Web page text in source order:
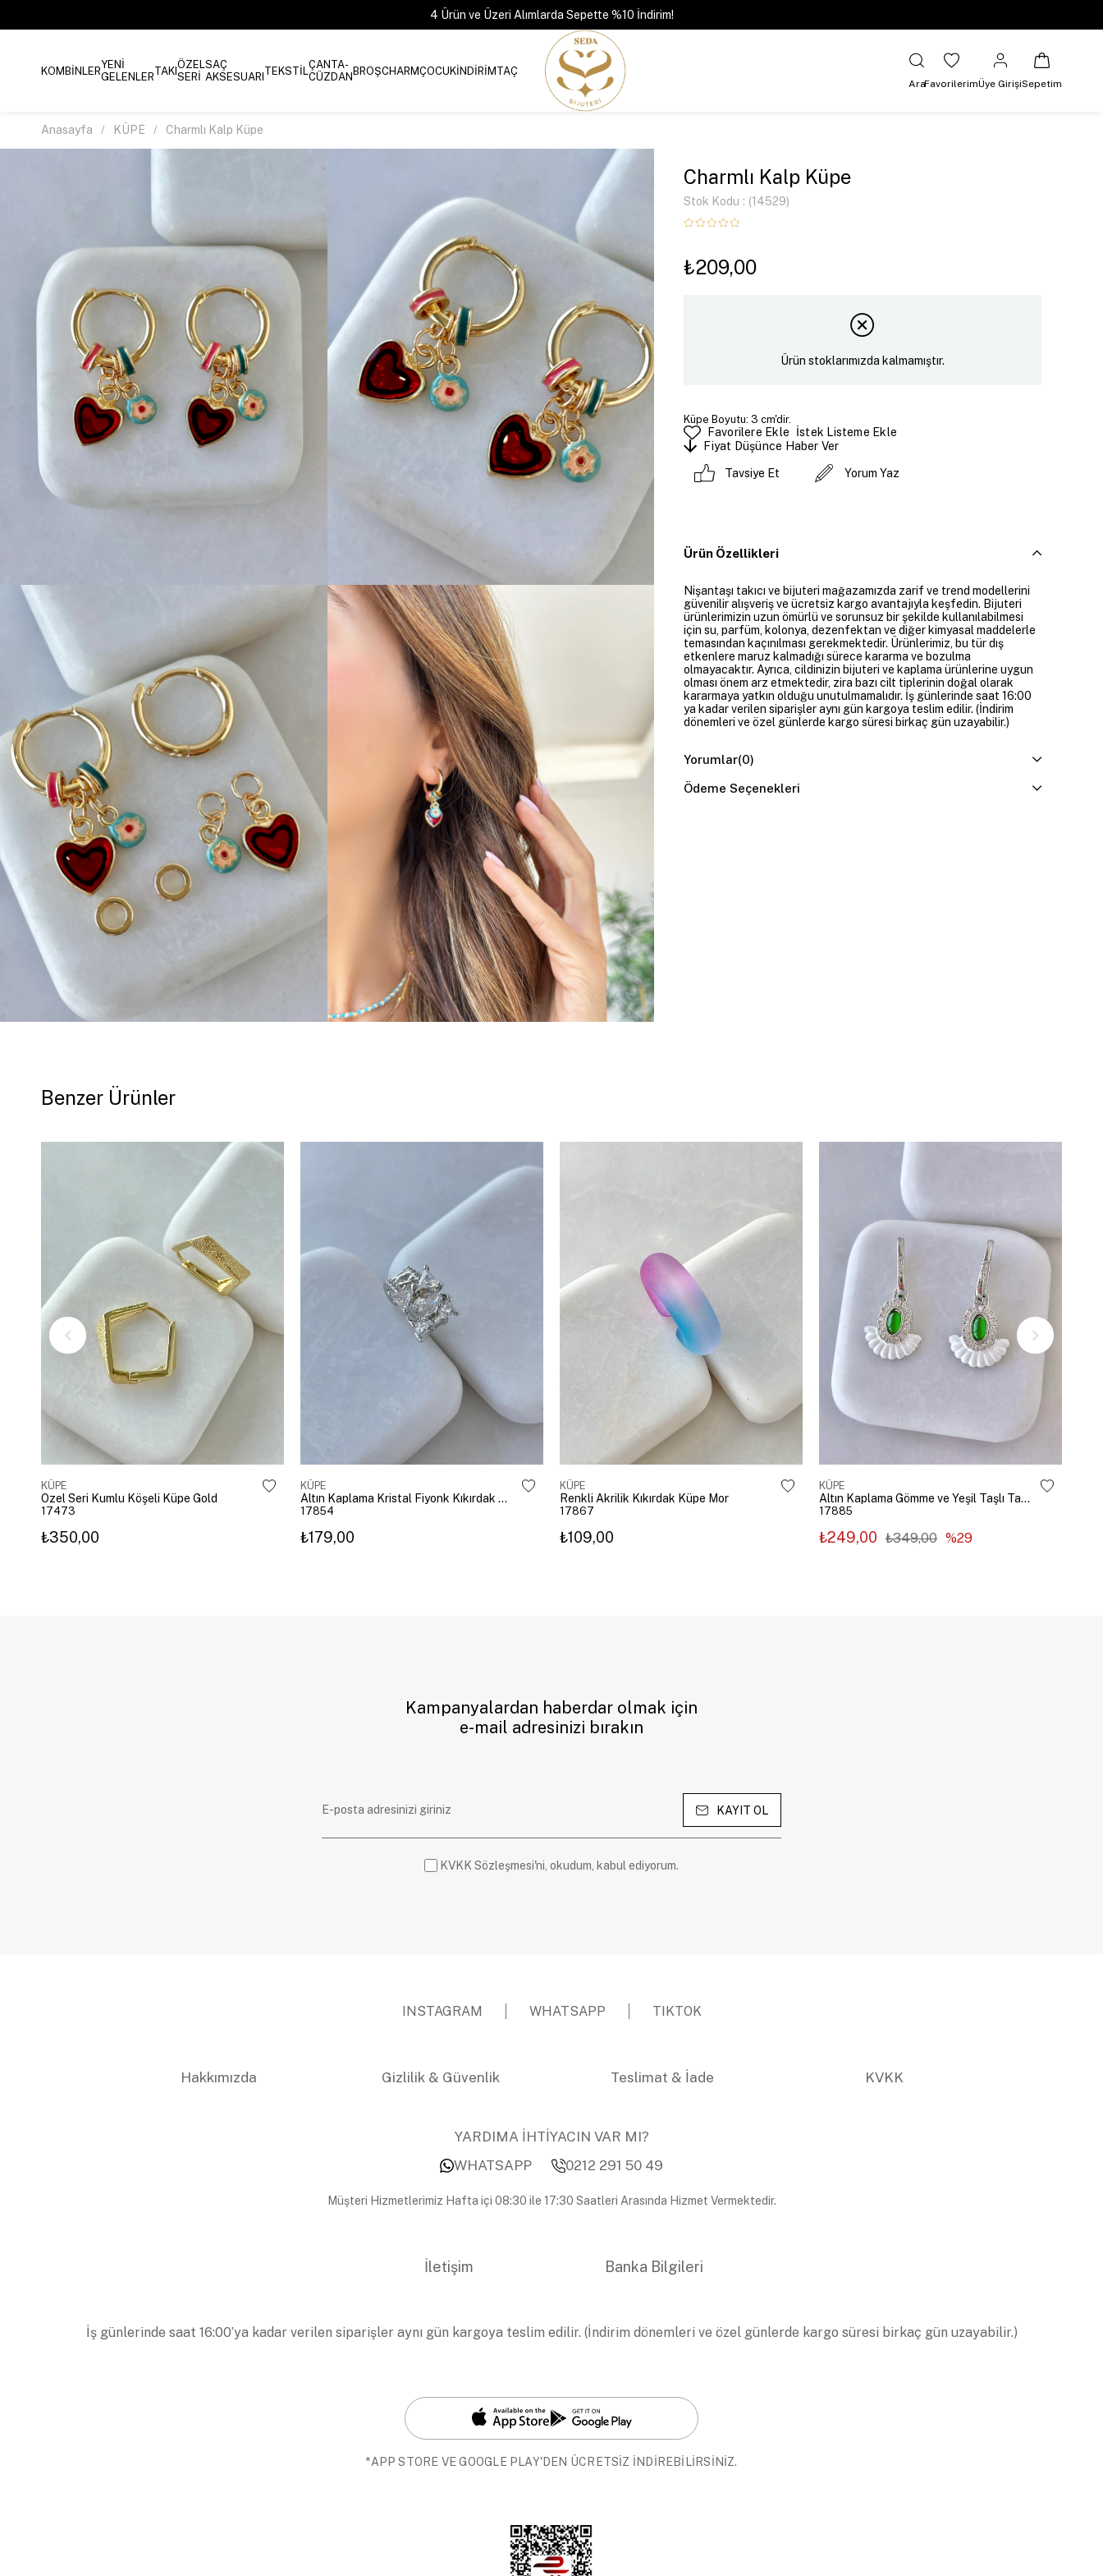
4 Ürün ve Üzeri Alımlarda Sepette %10 İndirim!
KOMBİNLERYENİ
GELENLERTAKIÖZEL
SERİ
SAÇ
AKSESUARI TEKSTİLÇANTA-
CÜZDANBROŞCHARMÇOCUKİNDİRİMTAÇ
AraFavorilerimÜye GirişiSepetim
Anasayfa KÜPE Charmlı Kalp Küpe
Charmlı Kalp Küpe
Stok Kodu (14529)
₺209,00
Ürün stoklarımızda kalmamıştır.
Küpe Boyutu: 3 cm'dir.
Favorilere Ekle
İstek Listeme Ekle
Fiyat Düşünce Haber Ver
Tavsiye Et Yorum Yaz
Ürün Özellikleri
Nişantaşı takıcı ve bijuteri mağazamızda zarif ve trend modellerini
güvenilir alışveriş ve ücretsiz kargo avantajıyla keşfedin. Bijuteri
ürünlerimizin uzun ömürlü ve sorunsuz bir şekilde kullanılabilmesi
için su, parfüm, kolonya, dezenfektan ve diğer kimyasal maddelerle
temasından kaçınılması gerekmektedir. Ürünlerimiz, bu tür dış
etkenlere maruz kalmadığı sürece kararma ve bozulma
olmayacaktır. Ayrıca, cildinizin bijuteri ve kaplama ürünlerine uygun
olması önem arz etmektedir, zira bazı cilt tiplerinin doğal olarak
kararmaya yatkın olduğu unutulmamalıdır. İş günlerinde saat 16:00
ya kadar verilen siparişler aynı gün kargoya teslim edilir. (İndirim
dönemleri ve özel günlerde kargo süresi birkaç gün uzayabilir.)
Yorumlar(0)
Ödeme Seçenekleri
Benzer Ürünler
KÜPE
Özel Seri Kumlu Köşeli Küpe Gold
17473
₺350,00
KÜPE
Altın Kaplama Kristal Fiyonk Kıkırdak Küpe Gümüş
17854
₺179,00
KÜPE
Renkli Akrilik Kıkırdak Küpe Mor
17867
₺109,00
KÜPE
Altın Kaplama Gömme ve Yeşil Taşlı Tasarım Küpe Gümüş
17885
₺249,00 ₺349,00 %29
Kampanyalardan haberdar olmak için
e-mail adresinizi bırakın
KAYIT OL
KVKK Sözleşmesi'ni, okudum, kabul ediyorum.
INSTAGRAM WHATSAPP TIKTOK
Hakkımızda Gizlilik & Güvenlik Teslimat & İade KVKK
YARDIMA İHTİYACIN VAR MI?
WHATSAPP
0212 291 50 49
Müşteri Hizmetlerimiz Hafta içi 08:30 ile 17:30 Saatleri Arasında Hizmet Vermektedir.
İletişim Banka Bilgileri
İş günlerinde saat 16:00’ya kadar verilen siparişler aynı gün kargoya teslim edilir. (İndirim dönemleri ve özel günlerde kargo süresi birkaç gün uzayabilir.)
*APP STORE VE GOOGLE PLAY'DEN ÜCRETSİZ İNDİREBİLİRSİNİZ.